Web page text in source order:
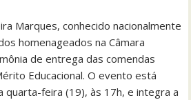
Marques, conhecido nacionalmente
homenageados na Câmara
de entrega das comendas
Educacional. O evento está
quarta-feira (19), às 17h, e integra a